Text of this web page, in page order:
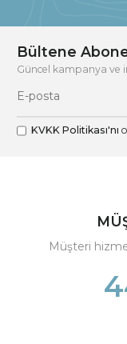
Bültene
Güncel kampanya ve
KVKK Politikası'nı
Müşteri